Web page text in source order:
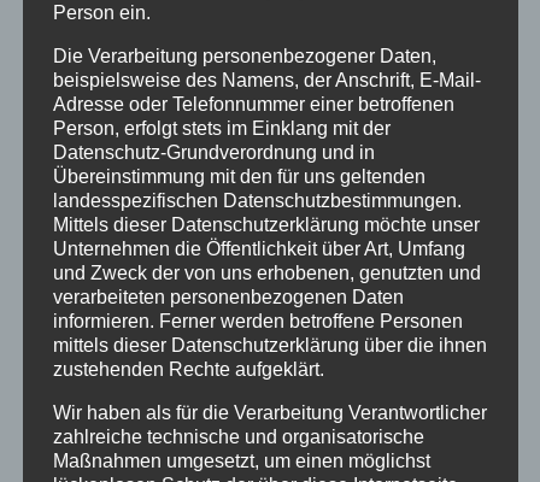
die Kinder aufgepäppelt
Die traumatischen Erlebnisse von
Verschickungskindern haben vieleunserer
Leserinnen und Leser tief bewegt. Einige
schildern nun ihre Kur-Erlebnisse.
Vergangenen Samstag hat unsere Zeitung
über Misshandlung und seelische Not
berichtet, die Karola Hoppe (65) als Kind
bei Kur-Aufenthalten erlebte…..… Doch zum
Glück haben nicht alle Kinder von damals
so schlechte Erinnerungen, wie unser Leser
Klaus Preußer (81)…
Person ein.
Die Verarbeitung personenbezogener Daten,
beispielsweise des Namens, der Anschrift, E-Mail-
Adresse oder Telefonnummer einer betroffenen
Person, erfolgt stets im Einklang mit der
Datenschutz-Grundverordnung und in
Übereinstimmung mit den für uns geltenden
landesspezifischen Datenschutzbestimmungen.
Mittels dieser Datenschutzerklärung möchte unser
Unternehmen die Öffentlichkeit über Art, Umfang
und Zweck der von uns erhobenen, genutzten und
verarbeiteten personenbezogenen Daten
informieren. Ferner werden betroffene Personen
mittels dieser Datenschutzerklärung über die ihnen
zustehenden Rechte aufgeklärt.
Wir haben als für die Verarbeitung Verantwortlicher
zahlreiche technische und organisatorische
Maßnahmen umgesetzt, um einen möglichst